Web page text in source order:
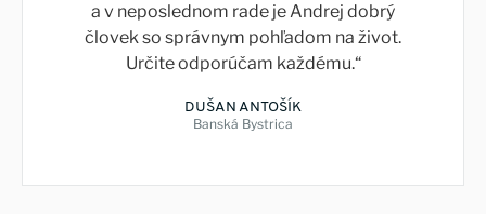
a v neposlednom rade je Andrej dobrý
človek so správnym pohľadom na život.
Určite odporúčam každému.“
DUŠAN ANTOŠÍK
Banská Bystrica